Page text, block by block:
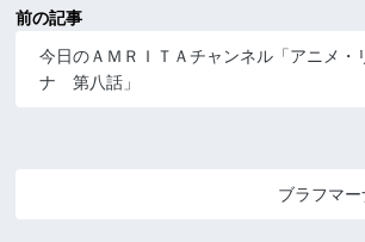
前の記事
今日のＡＭＲＩＴＡチャンネル「アニメ・
ナ 第八話」
ブラフマ